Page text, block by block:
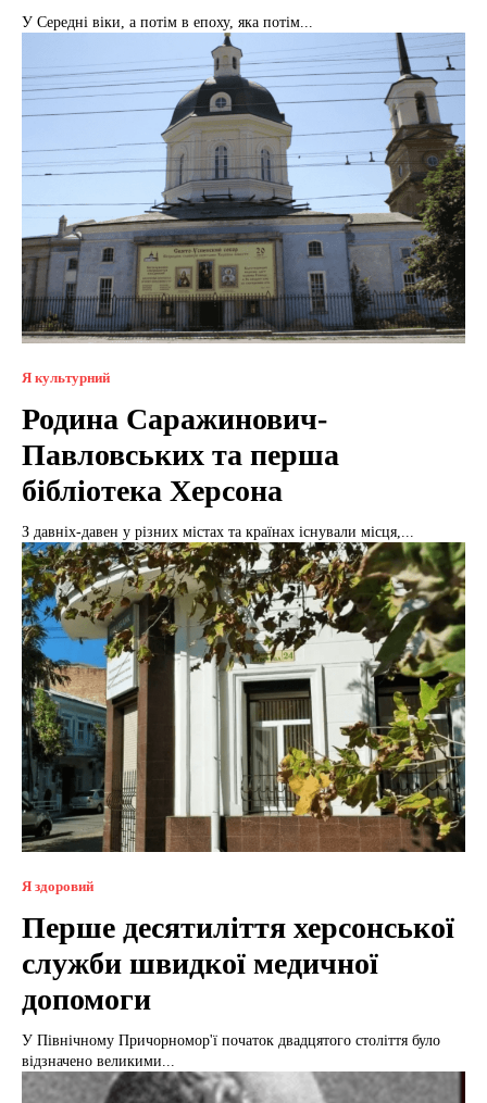
У Середні віки, а потім в епоху, яка потім...
Я культурний
Родина Саражинович-
Павловських та перша
бібліотека Херсона
З давніх-давен у різних містах та країнах існували місця,...
Я здоровий
Перше десятиліття херсонської
служби швидкої медичної
допомоги
У Північному Причорномор'ї початок двадцятого століття було
відзначено великими...